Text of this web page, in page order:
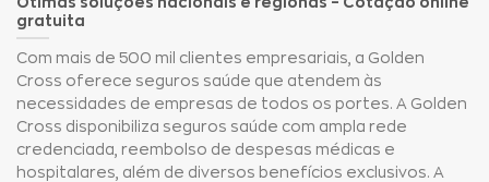
gratuita
Com mais de 500 mil clientes empresariais, a Golden
Cross oferece seguros saúde que atendem às
necessidades de empresas de todos os portes. A Golden
Cross disponibiliza seguros saúde com ampla rede
credenciada, reembolso de despesas médicas e
hospitalares, além de diversos benefícios exclusivos. A